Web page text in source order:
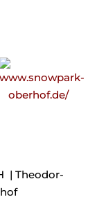
| Theodor-